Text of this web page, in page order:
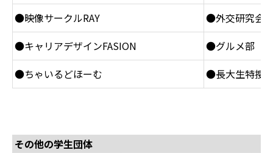
●映像サークルRAY
●外交研究会
●キャリアデザインFASION
●グルメ部
●ちゃいるどほーむ
●長大生特捜
その他の学生団体